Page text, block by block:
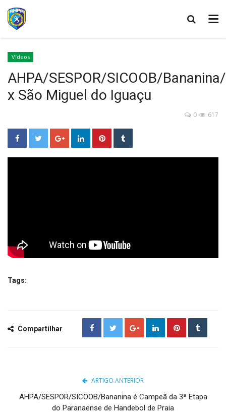
Vídeos
AHPA/SESPOR/SICOOB/
x São Miguel do Iguaçu
617
0
Tags:
Compartilhar
ARTIGO ANTERIOR
AHPA/SESPOR/SICOOB/Bananina é Campeã da 3ª Etapa
do Paranaense de Handebol de Praia